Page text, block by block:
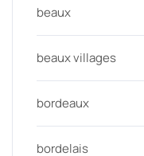
beaux
beaux villages
bordeaux
bordelais